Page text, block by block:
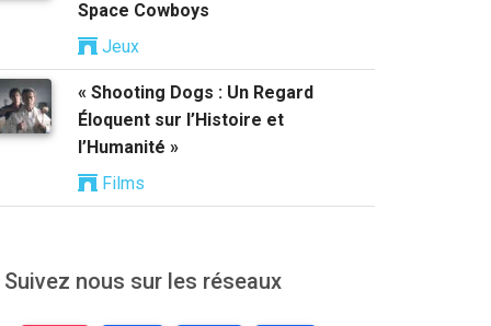
Space Cowboys
Jeux
« Shooting Dogs : Un Regard
Éloquent sur l’Histoire et
l’Humanité »
Films
nous sur les réseaux